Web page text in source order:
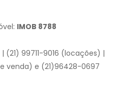
IMOB 8788
(21) 99711-9016 (locações) |
venda) e (21)96428-0697